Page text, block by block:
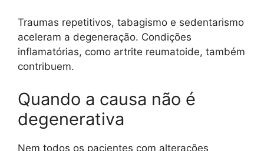
Traumas repetitivos, tabagismo e sedentarismo
aceleram a degeneração. Condições
inflamatórias, como artrite reumatoide, também
contribuem.
Quando a causa não é
degenerativa
Nem todos os pacientes com alterações